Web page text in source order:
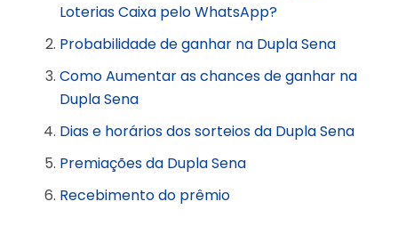
Loterias Caixa pelo WhatsApp?
Probabilidade de ganhar na Dupla Sena
Como Aumentar as chances de ganhar na
Dupla Sena
Dias e horários dos sorteios da Dupla Sena
Premiações da Dupla Sena
Recebimento do prêmio